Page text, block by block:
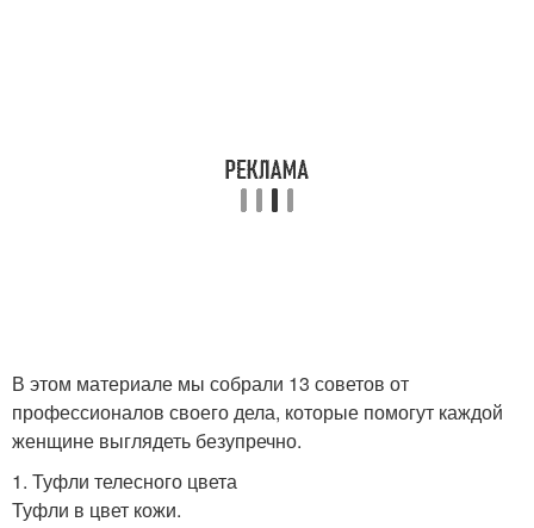
В этом материале мы собрали 13 советов от
профессионалов своего дела, которые помогут каждой
женщине выглядеть безупречно.
1. Туфли телесного цвета
Туфли в цвет кожи.